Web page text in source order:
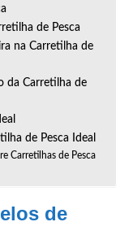
de Pesca
na Carretilha de
da Carretilha de
de Pesca Ideal
Carretilhas de Pesca
de